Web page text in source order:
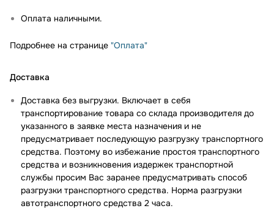
Оплата наличными.
Подробнее на странице "Оплата"
Доставка
Доставка без выгрузки. Включает в себя
транспортирование товара со склада производителя до
указанного в заявке места назначения и не
предусматривает последующую разгрузку транспортного
средства. Поэтому во избежание простоя транспортного
средства и возникновения издержек транспортной
службы просим Вас заранее предусматривать способ
разгрузки транспортного средства. Норма разгрузки
автотранспортного средства 2 часа.